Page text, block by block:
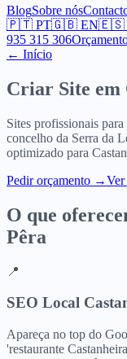
BlogSobre nós
🇵🇹 PT🇬🇧 EN🇪🇸
935 315 306
← Início
Criar Site em
Sites profissionais
concelho da Serra da
optimizado para
Pedir orçamento →Ver
O que
Pêra
📍
SEO Local
Apareça no top do
'restaurante